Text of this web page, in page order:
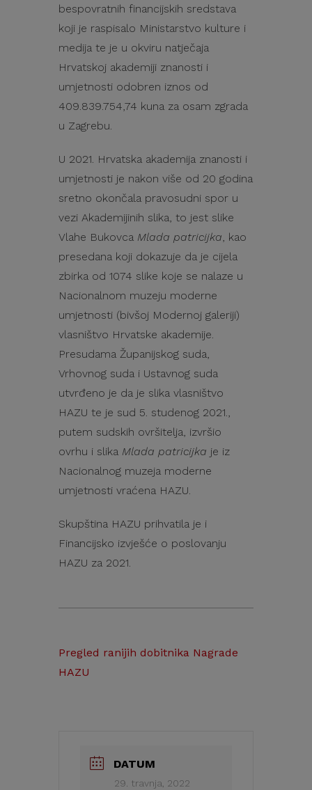
bespovratnih financijskih sredstava
koji je raspisalo Ministarstvo kulture i
medija te je u okviru natječaja
Hrvatskoj akademiji znanosti i
umjetnosti odobren iznos od
409.839.754,74 kuna za osam zgrada
u Zagrebu.
U 2021. Hrvatska akademija znanosti i
umjetnosti je nakon više od 20 godina
sretno okončala pravosudni spor u
vezi Akademijinih slika, to jest slike
Vlahe Bukovca Mlada patricijka, kao
presedana koji dokazuje da je cijela
zbirka od 1074 slike koje se nalaze u
Nacionalnom muzeju moderne
umjetnosti (bivšoj Modernoj galeriji)
vlasništvo Hrvatske akademije.
Presudama Županijskog suda,
Vrhovnog suda i Ustavnog suda
utvrđeno je da je slika vlasništvo
HAZU te je sud 5. studenog 2021.,
putem sudskih ovršitelja, izvršio
ovrhu i slika Mlada patricijka je iz
Nacionalnog muzeja moderne
umjetnosti vraćena HAZU.
Skupština HAZU prihvatila je i
Financijsko izvješće o poslovanju
HAZU za 2021.
Pregled ranijih dobitnika Nagrade
HAZU
DATUM
29. travnja, 2022